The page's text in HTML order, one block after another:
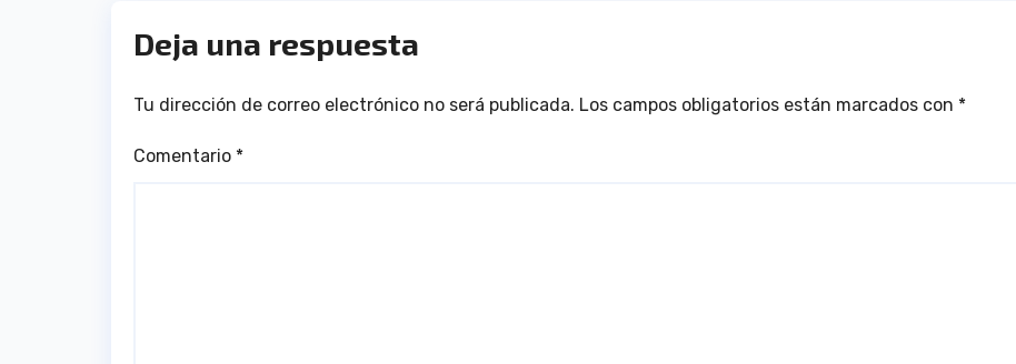
Deja una respuesta
Tu dirección de correo electrónico no será publicada. Los campos obligatorios están marcados con *
Comentario *